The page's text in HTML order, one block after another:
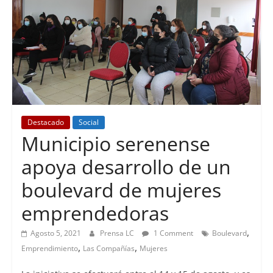
Destacado Social
Municipio serenense
apoya desarrollo de un
boulevard de mujeres
emprendedoras
Agosto 5, 2021 Prensa LC 1 Comment Boulevard,
Emprendimiento, Las Compañías, Mujeres